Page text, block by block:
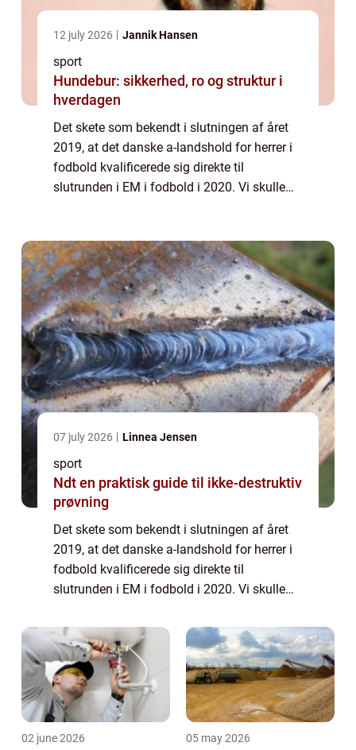
12 july 2026 Jannik Hansen
sport
Hundebur: sikkerhed, ro og struktur i
hverdagen
Det skete som bekendt i slutningen af året
2019, at det danske a-landshold for herrer i
fodbold kvalificerede sig direkte til
slutrunden i EM i fodbold i 2020. Vi skulle
07 july 2026 Linnea Jensen
sport
Ndt en praktisk guide til ikke-destruktiv
prøvning
Det skete som bekendt i slutningen af året
2019, at det danske a-landshold for herrer i
fodbold kvalificerede sig direkte til
slutrunden i EM i fodbold i 2020. Vi skulle
til marts samme år...
02 june 2026 05 may 2026